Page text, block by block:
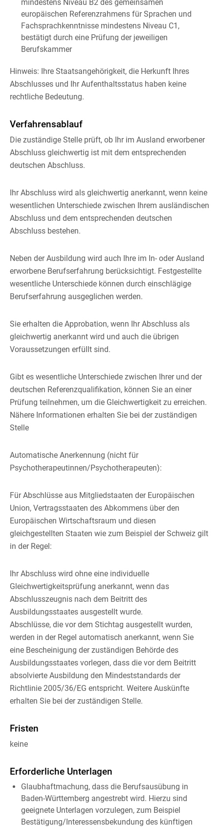
mindestens Niveau B2 des gemeinsamen
europäischen Referenzrahmens für Sprachen und
Fachsprachkenntnisse mindestens Niveau C1,
bestätigt durch eine Prüfung der jeweiligen
Berufskammer
Hinweis: Ihre Staatsangehörigkeit, die Herkunft Ihres
Abschlusses und Ihr Aufenthaltsstatus haben keine
rechtliche Bedeutung.
Verfahrensablauf
Die zuständige Stelle prüft, ob Ihr im Ausland erworbener
Abschluss gleichwertig ist mit dem entsprechenden
deutschen Abschluss.
Ihr Abschluss wird als gleichwertig anerkannt, wenn keine
wesentlichen Unterschiede zwischen Ihrem ausländischen
Abschluss und dem entsprechenden deutschen
Abschluss bestehen.
Neben der Ausbildung wird auch Ihre im In- oder Ausland
erworbene Berufserfahrung berücksichtigt. Festgestellte
wesentliche Unterschiede können durch einschlägige
Berufserfahrung ausgeglichen werden.
Sie erhalten die Approbation, wenn Ihr Abschluss als
gleichwertig anerkannt wird und auch die übrigen
Voraussetzungen erfüllt sind.
Gibt es wesentliche Unterschiede zwischen Ihrer und der
deutschen Referenzqualifikation, können Sie an einer
Prüfung teilnehmen, um die Gleichwertigkeit zu erreichen.
Nähere Informationen erhalten Sie bei der zuständigen
Stelle
Automatische Anerkennung (nicht für
Psychotherapeutinnen/Psychotherapeuten):
Für Abschlüsse aus Mitgliedstaaten der Europäischen
Union, Vertragsstaaten des Abkommens über den
Europäischen Wirtschaftsraum und diesen
gleichgestellten Staaten wie zum Beispiel der Schweiz gilt
in der Regel:
Ihr Abschluss wird ohne eine individuelle
Gleichwertigkeitsprüfung anerkannt, wenn das
Abschlusszeugnis nach dem Beitritt des
Ausbildungsstaates ausgestellt wurde.
Abschlüsse, die vor dem Stichtag ausgestellt wurden,
werden in der Regel automatisch anerkannt, wenn Sie
eine Bescheinigung der zuständigen Behörde des
Ausbildungsstaates vorlegen, dass die vor dem Beitritt
absolvierte Ausbildung den Mindeststandards der
Richtlinie 2005/36/EG entspricht. Weitere Auskünfte
erhalten Sie bei der zuständigen Stelle.
Fristen
keine
Erforderliche Unterlagen
Glaubhaftmachung, dass die Berufsausübung in
Baden-Württemberg angestrebt wird. Hierzu sind
geeignete Unterlagen vorzulegen, zum Beispiel
Bestätigung/Interessensbekundung des künftigen